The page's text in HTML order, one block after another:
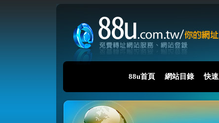
88u首頁 網站目錄 快